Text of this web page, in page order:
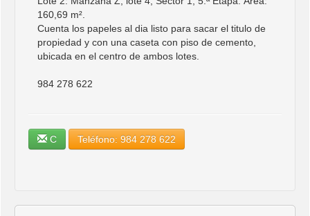
160,69 m².
Cuenta los papeles al dia listo para sacar el titulo de
propiedad y con una caseta con piso de cemento,
ubicada en el centro de ambos lotes.
984 278 622
C Teléfono: 984 278 622